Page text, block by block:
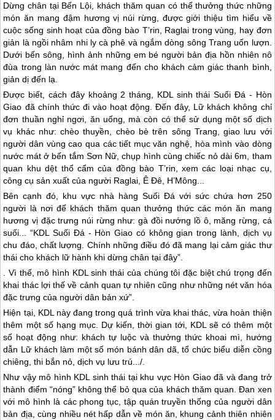
Dừng chân tại Bến Lội, khách thăm quan có thể thưởng thức những
món ăn mang đậm hương vị núi rừng, được giới thiệu tìm hiểu về
cuộc sống sinh hoạt của đồng bào T’rin, Raglai trong vùng, hay đơn
giản là ngồi nhâm nhi ly cà phê và ngắm dòng sông Trang uốn lượn.
Dưới bến sông, hình ảnh những em bé người bản địa hồn nhiên nô
đùa trong làn nước mát mang đến cho khách cảm giác thanh bình,
giản dị đến lạ.
Được biết, cách đây khoảng 2 tháng, KDL sinh thái Suối Đá - Hòn
Giao đã chính thức đi vào hoạt động. Đến đây, Lữ khách không chỉ
đơn thuần nghỉ ngơi, ăn uống, mà còn có thể sử dụng một số dịch
vụ khác như: chèo thuyền, chèo bè trên sông Trang, giao lưu với
người dân vùng cao qua các tiết mục văn nghệ, hòa mình vào dòng
nước mát ở bến tắm Sơn Nữ, chụp hình cùng chiếc nỏ dài 6m, tham
quan khu dệt thổ cẩm của đồng bào T’rin, xem các loại nhạc cụ,
công cụ sản xuất của người Raglai, Ê Đê, H’Mông...
Bên cạnh đó, khu vực nhà hàng Suối Đá với sức chứa hơn 250
người là nơi để khách thăm quan thưởng thức các món ăn mang
hương vị đặc trưng núi rừng như: gà đồi nướng lồ ô, măng rừng, cá
suối... “KDL Suối Đá - Hòn Giao có không gian trong lành, dịch vụ
chu đáo, chất lượng. Chính những điều đó đã mang lại cảm giác thư
thái cho khách lữ hành khi dừng chân tại đây”.
. Vì thế, mô hình KDL sinh thái của chúng tôi đặc biệt chú trọng đến
khai thác lợi thế về cảnh quan tự nhiên cũng như những nét văn hóa
đặc trưng của người dân bản xứ”.
Hiện tại, KDL này đang trong quá trình vừa khai thác, vừa hoàn thiện
thêm một số hạng mục. Dự kiến, thời gian tới, KDL sẽ có thêm một
số hoạt động như: khách tự luộc và thưởng thức khoai mì, hướng
dẫn Lữ khách làm một số món bánh dân dã, tổ chức biểu diễn cồng
chiêng, thi bắn nỏ, dịch vụ lưu trú.../.
Như vậy mô hình KDL sinh thái tại khu vực Hòn Giao đã và đang trở
thành điểm “nóng” không thể bỏ qua của khách thăm quan. Đan xen
với mô hình là các phong tục, tập quán truyền thống của người dân
bản địa, cùng nhiều nét hấp dẫn về món ăn, khung cảnh thiên nhiên